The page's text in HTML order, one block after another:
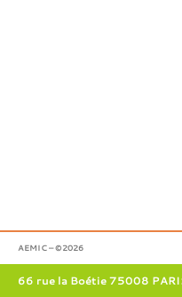
AEMIC – ©2026
66 rue la Boétie 75008